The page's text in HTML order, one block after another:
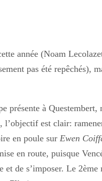
année (Noam
pas été repêchés),
présente à
l’objectif est clair:
en poule sur Ewen
en route, puisque
de s’imposer. Le